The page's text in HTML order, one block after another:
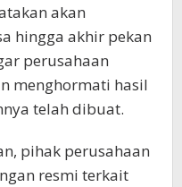
akan
hingga akhir pekan
perusahaan
menghormati hasil
telah dibuat.
pihak perusahaan
resmi terkait